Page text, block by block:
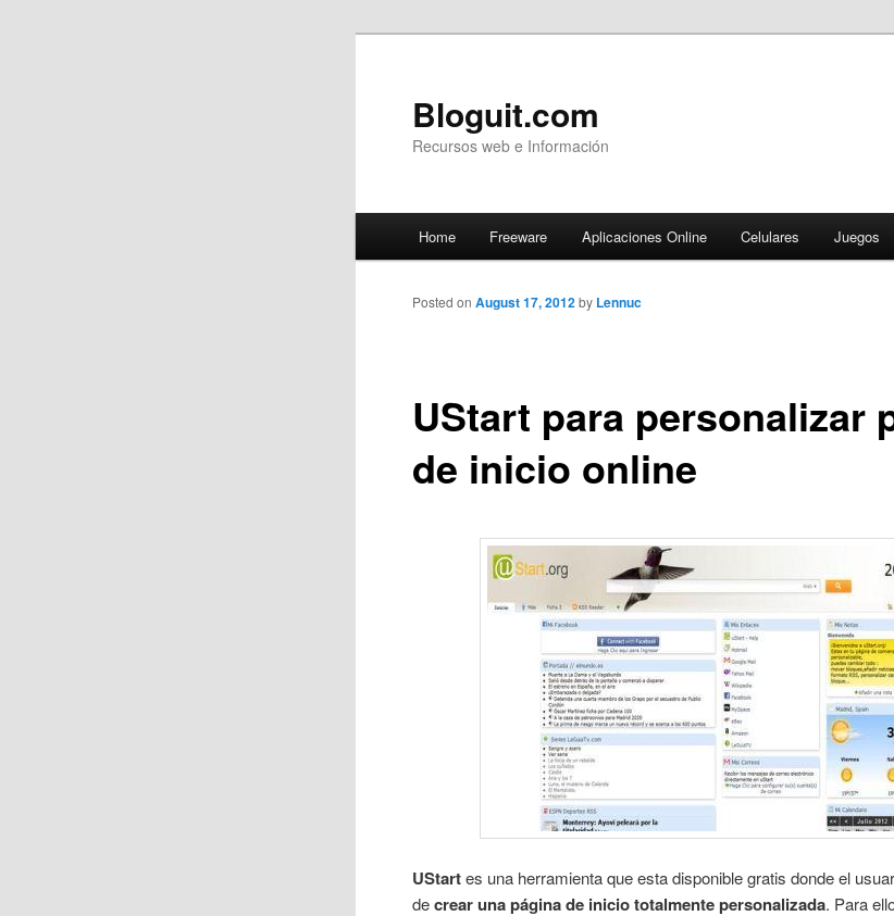
Bloguit.com
Recursos web e Información
Skip
to
content
Home Freeware Aplicaciones Online Celulares Juegos
UStart para personalizar
de inicio online
Posted onAugust 17, 2012 by Lennuc
UStartes una herramienta que esta disponible gratis donde el
decrear una página de inicio totalmente personalizada. Para